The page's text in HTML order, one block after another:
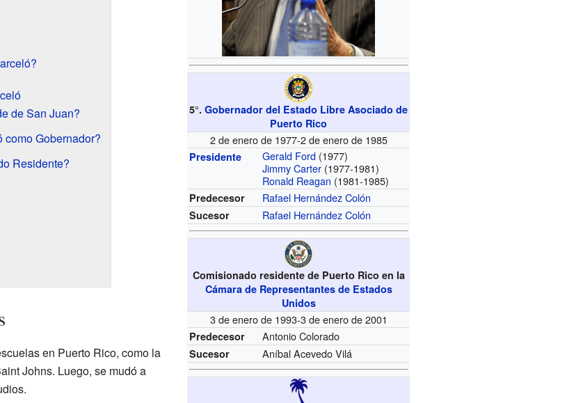
5°.Gobernador del Estado Libre Asociado de
Puerto Rico
2 de enero de 1977-2 de enero de 1985
Presidente Gerald Ford (1977)
Jimmy Carter (1977-1981)
Ronald Reagan (1981-1985)
Predecesor Rafael Hernández Colón
Sucesor Rafael Hernández Colón
Comisionado residente de Puerto Rico en la
Cámara de Representantes de Estados
Unidos
3 de enero de 1993-3 de enero de 2001
Predecesor Antonio Colorado
Sucesor Aníbal Acevedo Vilá
de San Juan?
como Gobernador?
Residente?
en Puerto Rico, como la
Johns. Luego, se mudó a